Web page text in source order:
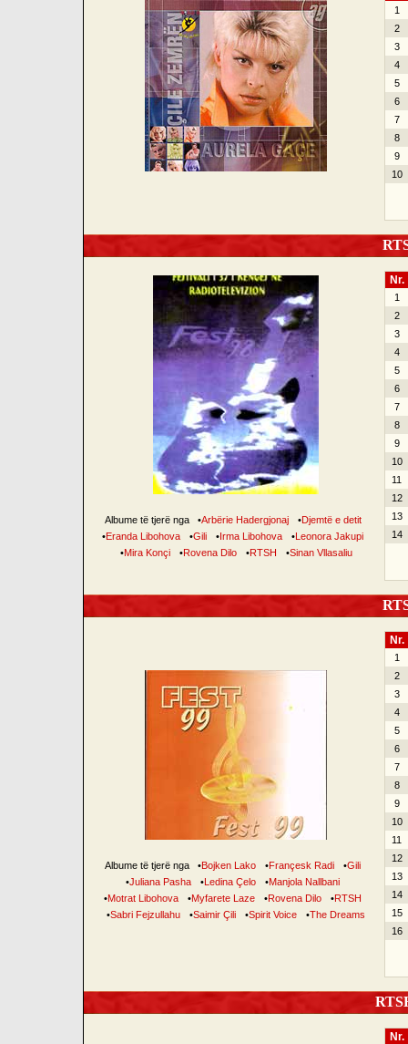
1
2
3
4
5
6
7
8
9
10
Albume të tjerë nga •Arbërie Hadergjonaj •Djemtë e detit
•Eranda Libohova •Gili •Irma Libohova •Leonora Jakupi
•Mira Konçi •Rovena Dilo •RTSH •Sinan Vllasaliu
Nr.
1
2
3
4
5
6
7
8
9
10
11
12
13
14
Albume të tjerë nga •Bojken Lako •Françesk Radi •Gili
•Juliana Pasha •Ledina Çelo •Manjola Nallbani
•Motrat Libohova •Myfarete Laze •Rovena Dilo •RTSH
•Sabri Fejzullahu •Saimir Çili •Spirit Voice •The Dreams
Nr.
1
2
3
4
5
6
7
8
9
10
11
12
13
14
15
16
Nr.